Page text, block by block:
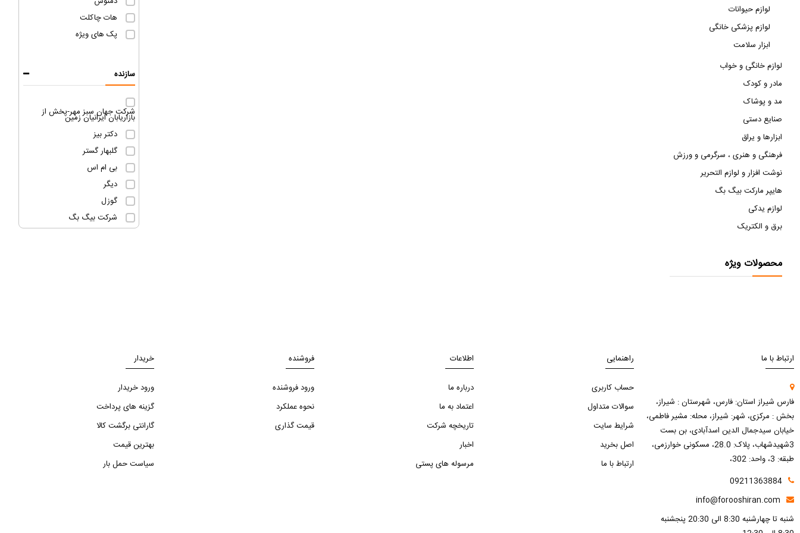
هات چاکلت
پک های ویژه
سازنده
شرکت جهان سبز مهر-پخش از
بازاریابان ایرانیان زمین
دکتر بیز
گلبهار گستر
بی ام اس
دیگر
گوزل
شرکت بیگ بگ
لوازم حیوانات
لوازم پزشکی خانگی
ابزار سلامت
لوازم خانگی و خواب
مادر و کودک
مد و پوشاک
صنایع دستی
ابزارها و یراق
فرهنگی و هنری ، سرگرمی و ورزش
نوشت افزار و لوازم التحریر
هایپر مارکت بیگ بگ
لوازم یدکی
برق و الکتریک
محصولات ویژه
ارتباط با ما
فارس شیراز استان: فارس، شهرستان : شیراز،
بخش : مرکزی، شهر: شیراز، محله: مشیر فاطمی،
خیابان سیدجمال الدین اسدآبادی، بن بست
3شهیدشهاب، پلاک: 28.0، مسکونی خوارزمی،
طبقه: 3، واحد: 302،
09211363884
info@forooshiran.com
شنبه تا چهارشنبه 8:30 الی 20:30 پنجشنبه
راهنمایی
حساب کاربری
سوالات متداول
شرایط سایت
اصل بخرید
ارتباط با ما
اطلاعات
درباره ما
اعتماد به ما
تاریخچه شرکت
اخبار
مرسوله های پستی
فروشنده
ورود فروشنده
نحوه عملکرد
قیمت گذاری
خریدار
ورود خریدار
گزینه های پرداخت
گارانتی برگشت کالا
بهترین قیمت
سیاست حمل بار